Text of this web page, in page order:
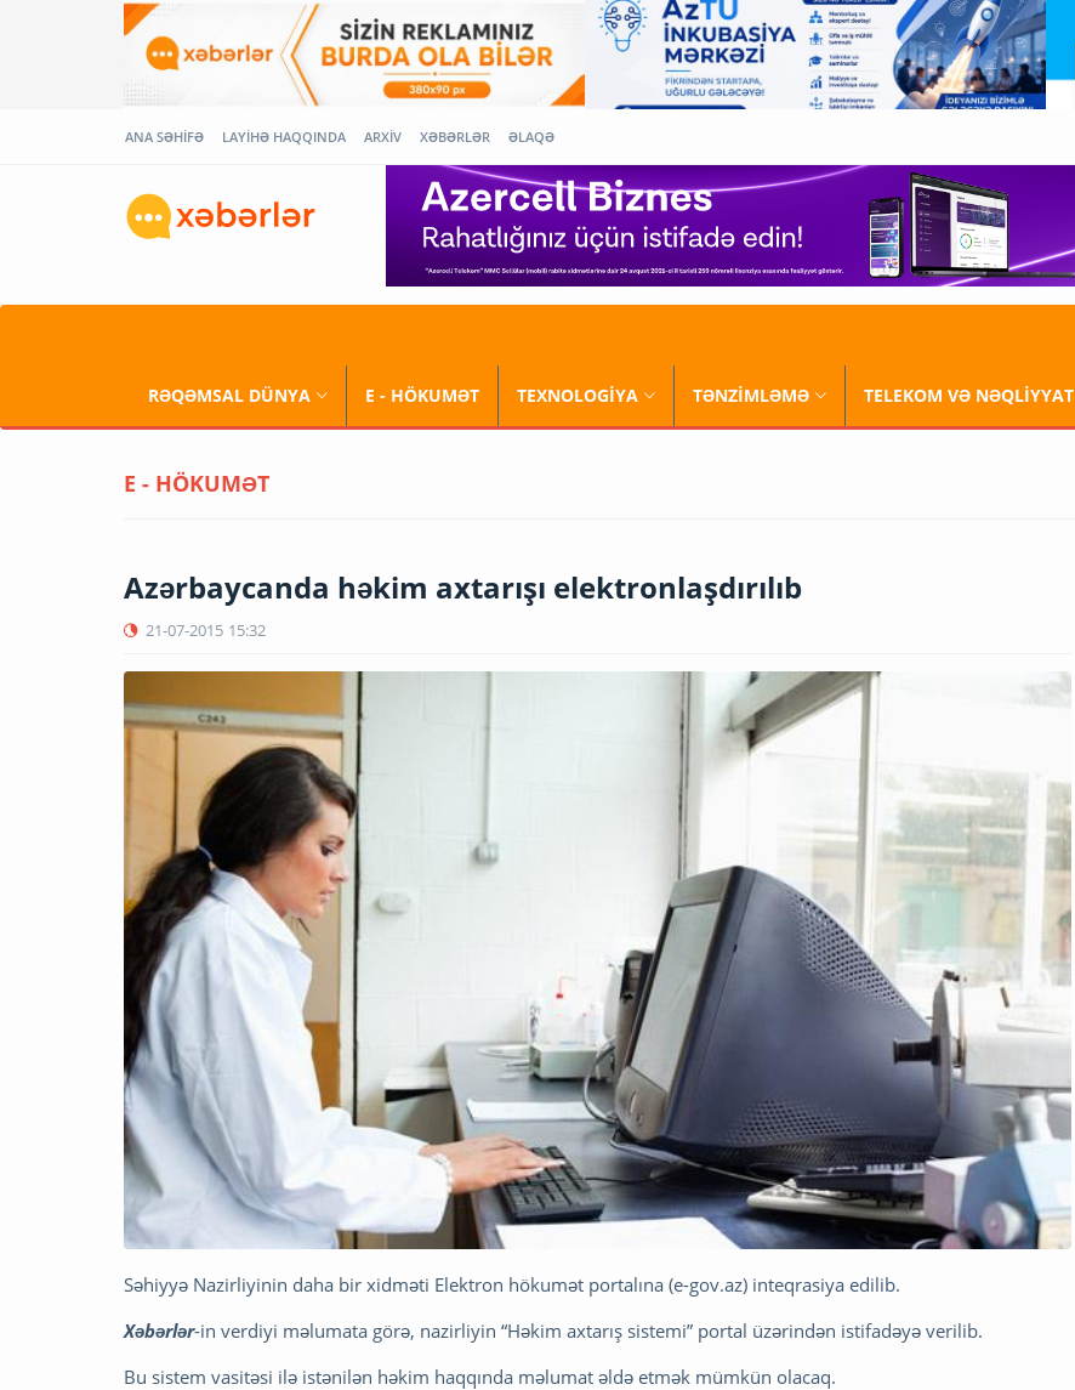
ANA SƏHİFƏ LAYİHƏ HAQQINDA ARXİV XƏBƏRLƏR ƏLAQƏ
RƏQƏMSAL DÜNYA E - HÖKUMƏT TEXNOLOGİYA TƏNZİMLƏMƏ TELEKOM VƏ NƏQLİYYAT
E - HÖKUMƏT
Azərbaycanda həkim axtarışı elektronlaşdırılıb
21-07-2015 15:32
Səhiyyə Nazirliyinin daha bir xidməti Elektron hökumət portalına (e-gov.az) inteqrasiya edilib.
Xəbərlər-in verdiyi məlumata görə, nazirliyin “Həkim axtarış sistemi” portal üzərindən istifadəyə verilib.
Bu sistem vasitəsi ilə istənilən həkim haqqında məlumat əldə etmək mümkün olacaq.